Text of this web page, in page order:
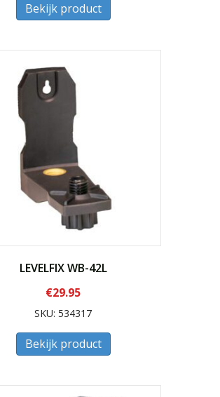
Bekijk product
LEVELFIX WB-42L
€29.95
SKU: 534317
Bekijk product